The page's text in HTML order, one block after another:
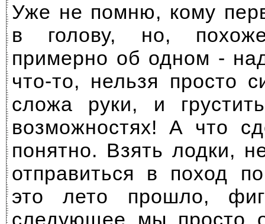
Уже не помню, кому
в голову, но,
примерно об одном -
что-то, нельзя просто
сложа руки, и
возможностях! А что
понятно. Взять лодки,
отправиться в поход
это лето прошло,
следующее мы просто